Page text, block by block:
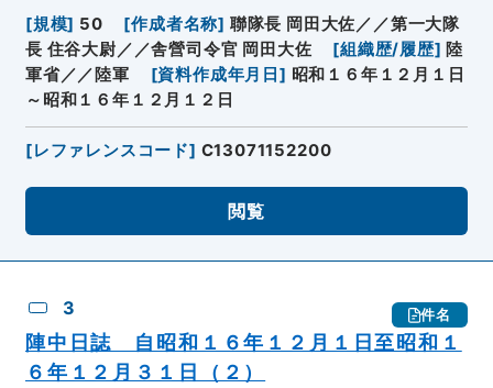
[規模] 50 [作成者名称] 聯隊長 岡田大佐／／第一大隊
長 住谷大尉／／舎營司令官 岡田大佐
[組織歴/履歴] 陸
軍省／／陸軍
[資料作成年月日 ] 昭和１６年１２月１日
～昭和１６年１２月１２日
[レファレンスコード] C13071152200
閲覧
3 件名
陣中日誌 自昭和１６年１２月１日至昭和１
６年１２月３１日（２）